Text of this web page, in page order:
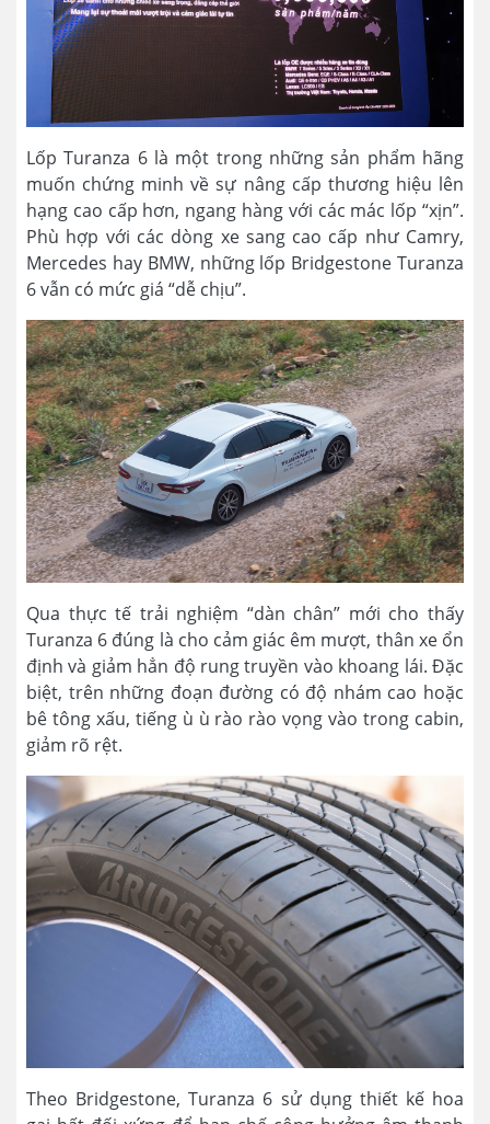
Lốp Turanza 6 là một trong những sản phẩm hãng
muốn chứng minh về sự nâng cấp thương hiệu lên
hạng cao cấp hơn, ngang hàng với các mác lốp “xịn”.
Phù hợp với các dòng xe sang cao cấp như Camry,
Mercedes hay BMW, những lốp Bridgestone Turanza
6 vẫn có mức giá “dễ chịu”.
Qua thực tế trải nghiệm “dàn chân” mới cho thấy
Turanza 6 đúng là cho cảm giác êm mượt, thân xe ổn
định và giảm hẳn độ rung truyền vào khoang lái. Đặc
biệt, trên những đoạn đường có độ nhám cao hoặc
bê tông xấu, tiếng ù ù rào rào vọng vào trong cabin,
giảm rõ rệt.
Theo Bridgestone, Turanza 6 sử dụng thiết kế hoa